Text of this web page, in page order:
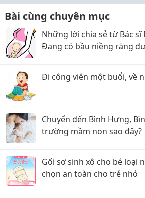
Bài cùng chuyên mục
Những lời chia sẻ từ Bác
Đang có bầu niềng răng
Đi công viên một buổi, về
Chuyển đến Bình Hưng,
trường mầm non sao đây?
Gối sơ sinh xô cho bé loại
chọn an toàn cho trẻ nhỏ